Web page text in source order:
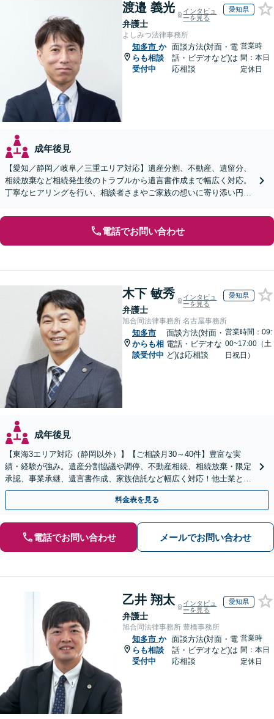
渡邉 義光
弁護士
インタビュ
ーを見る
愛知県
よしみつ法律事務所
知多市 か
らも相談
受付中
面談方法(対面・電
話・ビデオなど)は
応相談
営業時
間：本日
定休日
成年後見
【愛知／静岡／岐阜／三重エリア対応】遺産分割、不動産、遺留分、
相続放棄など相続発生後のトラブルから遺言書作成まで幅広く対応。
丁寧なヒアリングを行い、相談者さまやご家族の想いに寄り添い円滑
電話でお問い合わせ
木下 敏秀
弁護士
インタビュ
ーを見る
愛知県
旭合同法律事務所 名古屋事務所
知多市
からも相
談受付中
面談方法(対面・
電話・ビデオな
ど)は応相談
営業時間：09:
00~17:00（土
日祝日）
成年後見
【東海3エリア対応（静岡以外）】【ご相談月30～40件】豊富な実
績・経験が強み。遺産分割協議や調停、不動産相続、相続放棄・限定
承認、事業承継、遺言書作成、家族信託など幅広く対応！他士業と連
携して円滑な問題解決を目指します。【初回面談無料】
料金表を見る
電話でお問い合わせ メールでお問い合わせ
乙井 翔太
弁護士
インタビュ
ーを見る
愛知県
旭合同法律事務所 豊橋事務所
知多市 か
らも相談
受付中
面談方法(対面・電
話・ビデオなど)は
応相談
営業時
間：本日
定休日